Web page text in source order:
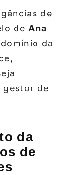
de
de Ana
da
gestor de
da
de